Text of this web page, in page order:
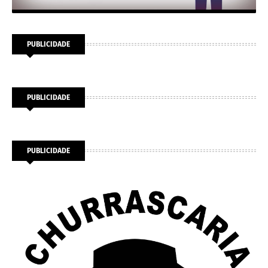
PUBLICIDADE
PUBLICIDADE
PUBLICIDADE